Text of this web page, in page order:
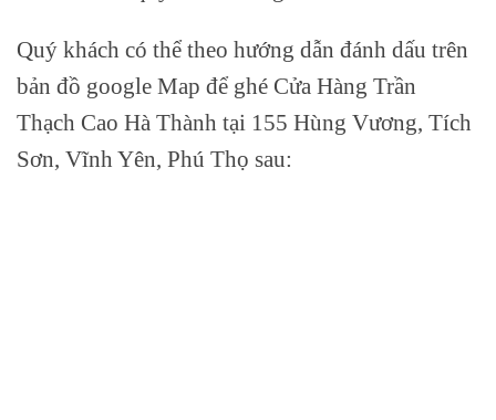
Quý khách có thể theo hướng dẫn đánh dấu trên
bản đồ google Map để ghé Cửa Hàng Trần
Thạch Cao Hà Thành tại 155 Hùng Vương, Tích
Sơn, Vĩnh Yên, Phú Thọ sau: